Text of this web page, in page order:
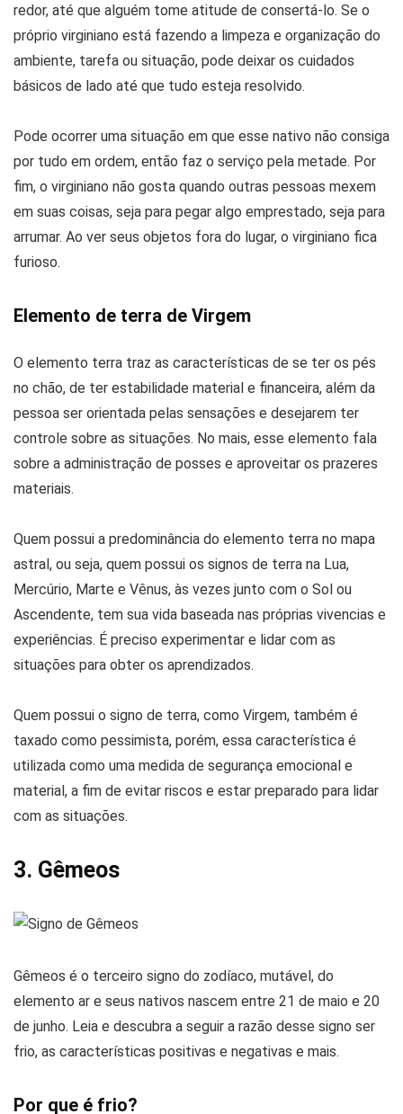
redor, até que alguém tome atitude de consertá-lo. Se o
próprio virginiano está fazendo a limpeza e organização do
ambiente, tarefa ou situação, pode deixar os cuidados
básicos de lado até que tudo esteja resolvido.
Pode ocorrer uma situação em que esse nativo não consiga
por tudo em ordem, então faz o serviço pela metade. Por
fim, o virginiano não gosta quando outras pessoas mexem
em suas coisas, seja para pegar algo emprestado, seja para
arrumar. Ao ver seus objetos fora do lugar, o virginiano fica
furioso.
Elemento de terra de Virgem
O elemento terra traz as características de se ter os pés
no chão, de ter estabilidade material e financeira, além da
pessoa ser orientada pelas sensações e desejarem ter
controle sobre as situações. No mais, esse elemento fala
sobre a administração de posses e aproveitar os prazeres
materiais.
Quem possui a predominância do elemento terra no mapa
astral, ou seja, quem possui os signos de terra na Lua,
Mercúrio, Marte e Vênus, às vezes junto com o Sol ou
Ascendente, tem sua vida baseada nas próprias vivencias e
experiências. É preciso experimentar e lidar com as
situações para obter os aprendizados.
Quem possui o signo de terra, como Virgem, também é
taxado como pessimista, porém, essa característica é
utilizada como uma medida de segurança emocional e
material, a fim de evitar riscos e estar preparado para lidar
com as situações.
3. Gêmeos
Gêmeos é o terceiro signo do zodíaco, mutável, do
elemento ar e seus nativos nascem entre 21 de maio e 20
de junho. Leia e descubra a seguir a razão desse signo ser
frio, as características positivas e negativas e mais.
Por que é frio?